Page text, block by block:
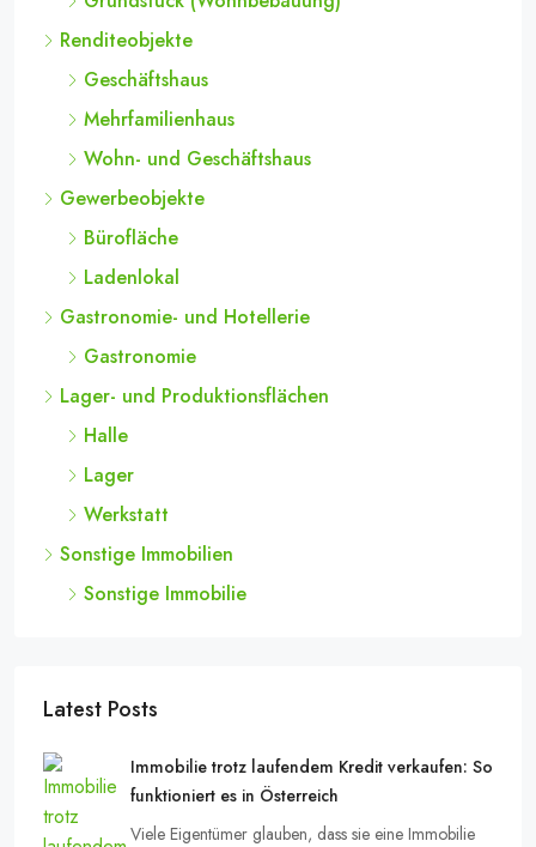
Renditeobjekte
Geschäftshaus
Mehrfamilienhaus
Wohn- und Geschäftshaus
Gewerbeobjekte
Bürofläche
Ladenlokal
Gastronomie- und Hotellerie
Gastronomie
Lager- und Produktionsflächen
Halle
Lager
Werkstatt
Sonstige Immobilien
Sonstige Immobilie
Latest Posts
Immobilie trotz laufendem Kredit verkaufen: So
funktioniert es in Österreich
Viele Eigentümer glauben, dass sie eine Immobilie